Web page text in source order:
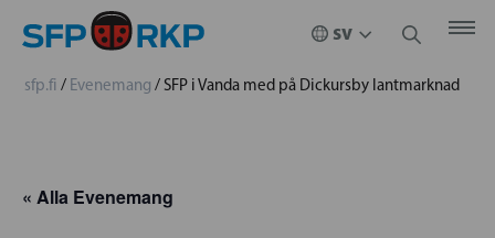
sfp.fi / Evenemang / SFP i Vanda med på Dickursby lantmarknad
« Alla Evenemang